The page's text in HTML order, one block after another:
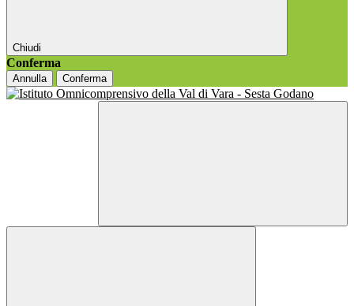
Chiudi
Conferma
Annulla Conferma